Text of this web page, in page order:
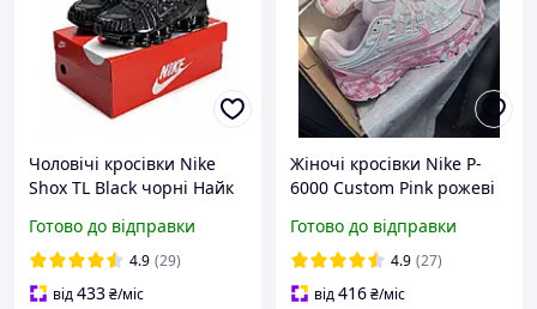
Чоловічі кросівки Nike
Shox TL Black чорні Найк
балоні весна осінь
Готово до відправки
4.9 (29)
від433₴/міс
Жіночі кросівки Nike P-
6000 Custom Pink рожеві
молодіжні весна осінь
Готово до відправки
4.9 (27)
від416₴/міс